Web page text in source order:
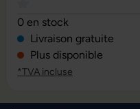
Note moyenne de 4 sur 5
0 en stock
Livraison gratuite
Plus disponible
*TVA incluse